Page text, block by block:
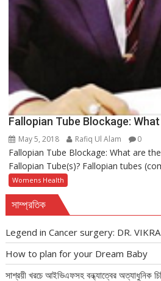
Fallopian Tube Blockage:
May 5, 2018 Rafiq Ul Alam 0
Fallopian Tube Blockage: What are
Fallopian Tube(s)? Fallopian tubes
Womens Health
সাম্প্রতিক
Legend in Cancer surgery: DR.
How to plan for your Dream Baby
সাশ্রয়ী খরচে আইভিএফসহ বন্ধ্যাত্বের অত্যাধুনিক